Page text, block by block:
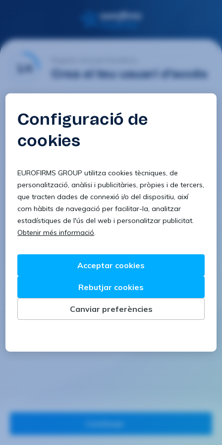
1/4 Crea el teu usuari d'accés
Contrasenya
Confirmar contrasenya
8 caràcters 1 lletra minúscula
1 lletra majúscula 1 número